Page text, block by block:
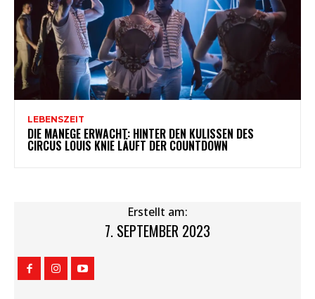
LEBENSZEIT
DIE MANEGE ERWACHT: HINTER DEN KULISSEN DES
CIRCUS LOUIS KNIE LÄUFT DER COUNTDOWN
Erstellt am:
7. SEPTEMBER 2023